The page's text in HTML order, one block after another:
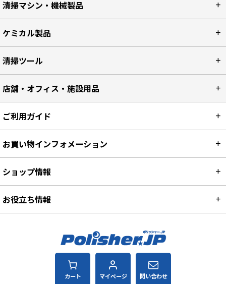
清掃マシン・機械製品
ケミカル製品
清掃ツール
店舗・オフィス・施設用品
カート マイページ 問い合わせ
ご利用ガイド
お買い物インフォメーション
ショップ情報
お役立ち情報